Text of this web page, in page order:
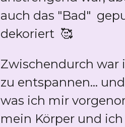
auch das "Bad"
dekoriert 🥰
Zwischendurch war
zu entspannen...
was ich mir
mein Körper und